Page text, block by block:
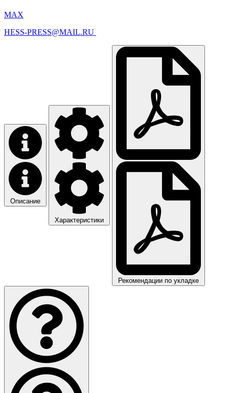
MAX
HESS-PRESS@MAIL.RU
Описание
Характеристики
Рекомендации по укладке